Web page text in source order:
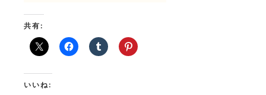
共有:
いいね: